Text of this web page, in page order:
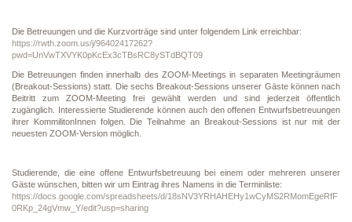
Die Betreuungen und die Kurzvorträge sind unter folgendem Link erreichbar:
https://rwth.zoom.us/j/96402417262?
pwd=UnVwTXVYK0pKcEx3cTBsRC8ySTdBQT09
Die Betreuungen finden innerhalb des ZOOM-Meetings in separaten Meetingräumen
(Breakout-Sessions) statt. Die sechs Breakout-Sessions unserer Gäste können nach
Beitritt zum ZOOM-Meeting frei gewählt werden und sind jederzeit öffentlich
zugänglich. Interessierte Studierende können auch den offenen Entwurfsbetreuungen
ihrer KommilitonInnen folgen. Die Teilnahme an Breakout-Sessions ist nur mit der
neuesten ZOOM-Version möglich.
Studierende, die eine offene Entwurfsbetreuung bei einem oder mehreren unserer
Gäste wünschen, bitten wir um Eintrag ihres Namens in die Terminliste:
https://docs.google.com/spreadsheets/d/18sNV3YRHAHEHy1wCyMS2RMomEgeRfF
0RKp_24gVmw_Y/edit?usp=sharing